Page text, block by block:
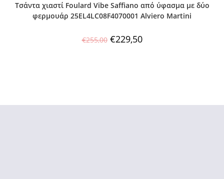
Τσάντα χιαστί Foulard Vibe Saffiano από ύφασμα με δύο
φερμουάρ 25EL4LC08F4070001 Alviero Martini
€255,00 €229,50